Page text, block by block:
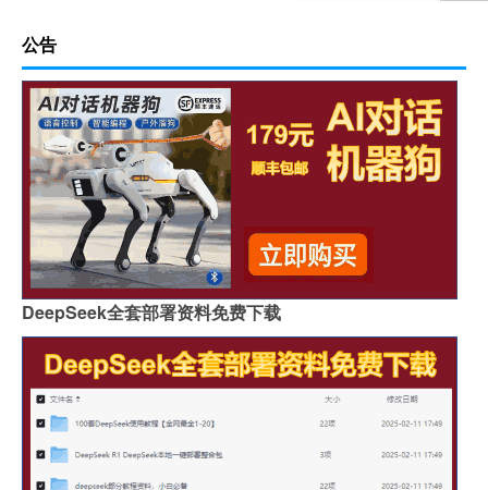
公告
DeepSeek全套部署资料免费下载